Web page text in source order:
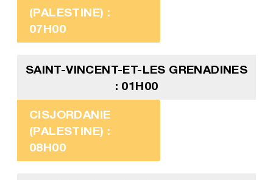
(PALESTINE) :
07H00
SAINT-VINCENT-ET-LES GRENADINES
: 01H00
CISJORDANIE
(PALESTINE) :
08H00